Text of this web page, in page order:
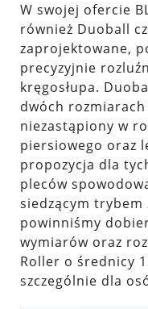
W swojej ofercie
również Duoball
zaprojektowane,
precyzyjnie
kręgosłupa.
dwóch
niezastąpiony w
piersiowego oraz
propozycja dla
pleców
siedzącym trybem
powinniśmy
wymiarów oraz
Roller o średnicy
szczególnie dla